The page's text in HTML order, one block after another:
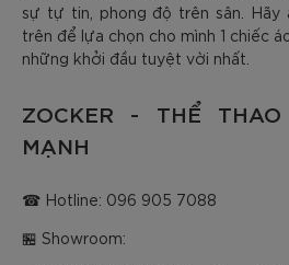
sự tự tin, phong độ trên sân. Hãy
trên để lựa chọn cho mình 1 chiếc
những khởi đầu tuyệt vời nhất.
ZOCKER - THỂ
MẠNH
☎ Hotline: 096 905 7088
🏪 Showroom: